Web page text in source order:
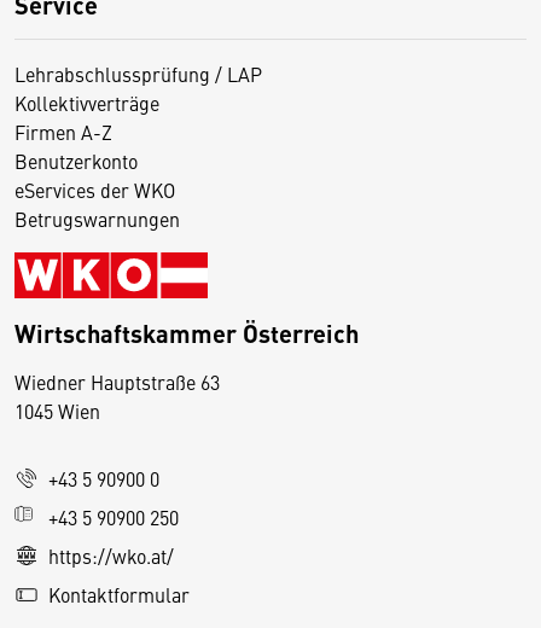
Lehrabschlussprüfung / LAP
Kollektivverträge
Firmen A-Z
Benutzerkonto
eServices der WKO
Betrugswarnungen
Wirtschaftskammer Österreich
Wiedner Hauptstraße 63
1045 Wien
+43 5 90900 0
+43 5 90900 250
https://wko.at/
Kontaktformular
D
s
e
S
e